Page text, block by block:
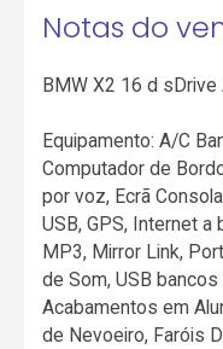
Notas do
BMW X2 16 d sDrive
Equipamento: A/C
Computador de
por voz, Ecrã
USB, GPS, Internet
MP3, Mirror Link,
de Som, USB
Acabamentos em
de Nevoeiro, Faróis